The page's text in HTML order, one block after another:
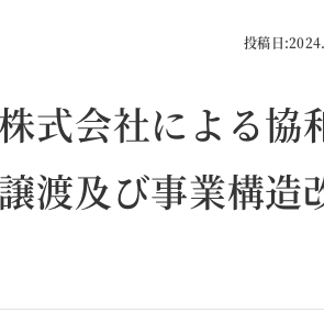
投稿日:
式会社による協
渡及び事業構造